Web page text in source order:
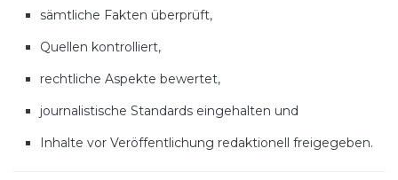
sämtliche Fakten überprüft,
Quellen kontrolliert,
rechtliche Aspekte bewertet,
journalistische Standards eingehalten und
Inhalte vor Veröffentlichung redaktionell freigegeben.